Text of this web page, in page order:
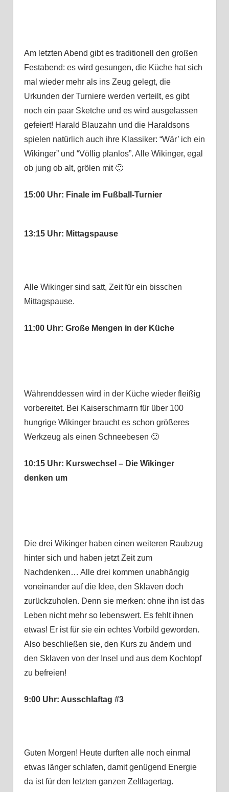
Am letzten Abend gibt es traditionell den großen
Festabend: es wird gesungen, die Küche hat sich
mal wieder mehr als ins Zeug gelegt, die
Urkunden der Turniere werden verteilt, es gibt
noch ein paar Sketche und es wird ausgelassen
gefeiert! Harald Blauzahn und die Haraldsons
spielen natürlich auch ihre Klassiker: “Wär’ ich ein
Wikinger” und “Völlig planlos”. Alle Wikinger, egal
ob jung ob alt, grölen mit 🙂
15:00 Uhr: Finale im Fußball-Turnier
13:15 Uhr: Mittagspause
Alle Wikinger sind satt, Zeit für ein bisschen
Mittagspause.
11:00 Uhr: Große Mengen in der Küche
Währenddessen wird in der Küche wieder fleißig
vorbereitet. Bei Kaiserschmarrn für über 100
hungrige Wikinger braucht es schon größeres
Werkzeug als einen Schneebesen 🙂
10:15 Uhr: Kurswechsel – Die Wikinger
denken um
Die drei Wikinger haben einen weiteren Raubzug
hinter sich und haben jetzt Zeit zum
Nachdenken… Alle drei kommen unabhängig
voneinander auf die Idee, den Sklaven doch
zurückzuholen. Denn sie merken: ohne ihn ist das
Leben nicht mehr so lebenswert. Es fehlt ihnen
etwas! Er ist für sie ein echtes Vorbild geworden.
Also beschließen sie, den Kurs zu ändern und
den Sklaven von der Insel und aus dem Kochtopf
zu befreien!
9:00 Uhr: Ausschlaftag #3
Guten Morgen! Heute durften alle noch einmal
etwas länger schlafen, damit genügend Energie
da ist für den letzten ganzen Zeltlagertag.